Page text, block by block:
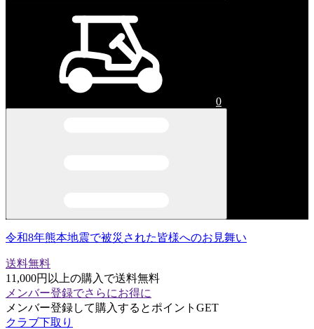
0
令和8年熊本地震で被災された皆様へのお見舞い
送料無料
11,000円以上の購入で送料無料
メンバー登録でさらにお得に
メンバー登録して購入するとポイントGET
クラブ下取り